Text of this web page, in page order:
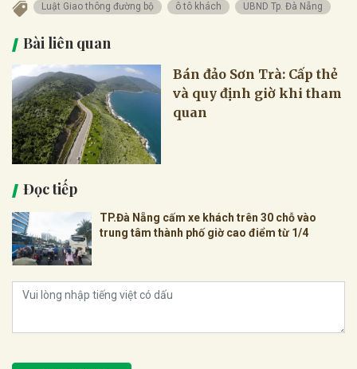
Luật Giao thông đường bộ ô tô khách UBND Tp. Đà Nẵng
Bài liên quan
Bán đảo Sơn Trà: Cấp thẻ
và quy định giờ khi tham
quan
Đọc tiếp
TP.Đà Nẵng cấm xe khách trên 30 chỗ vào
trung tâm thành phố giờ cao điểm từ 1/4